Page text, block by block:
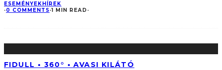
ESEMÉNYEK HÍREK
·0 COMMENTS·1 MIN READ ·
FIDULL • 360° • AVASI KILÁTÓ